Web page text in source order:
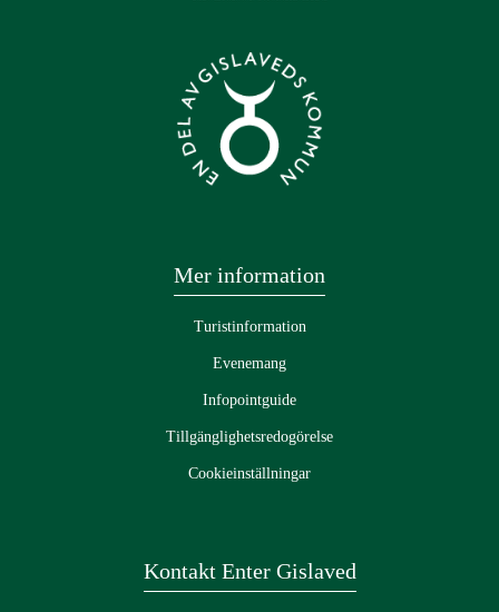
Mer information
Turistinformation
Evenemang
Infopointguide
Tillgänglighetsredogörelse
Cookieinställningar
Kontakt Enter Gislaved